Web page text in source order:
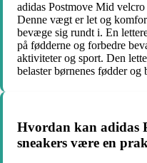
adidas Postmove Mid
Denne vægt er let og
bevæge sig rundt i. En
på fødderne og forbedre
aktiviteter og sport. Den
belaster børnenes fødder og
Hvordan kan adidas
sneakers være en